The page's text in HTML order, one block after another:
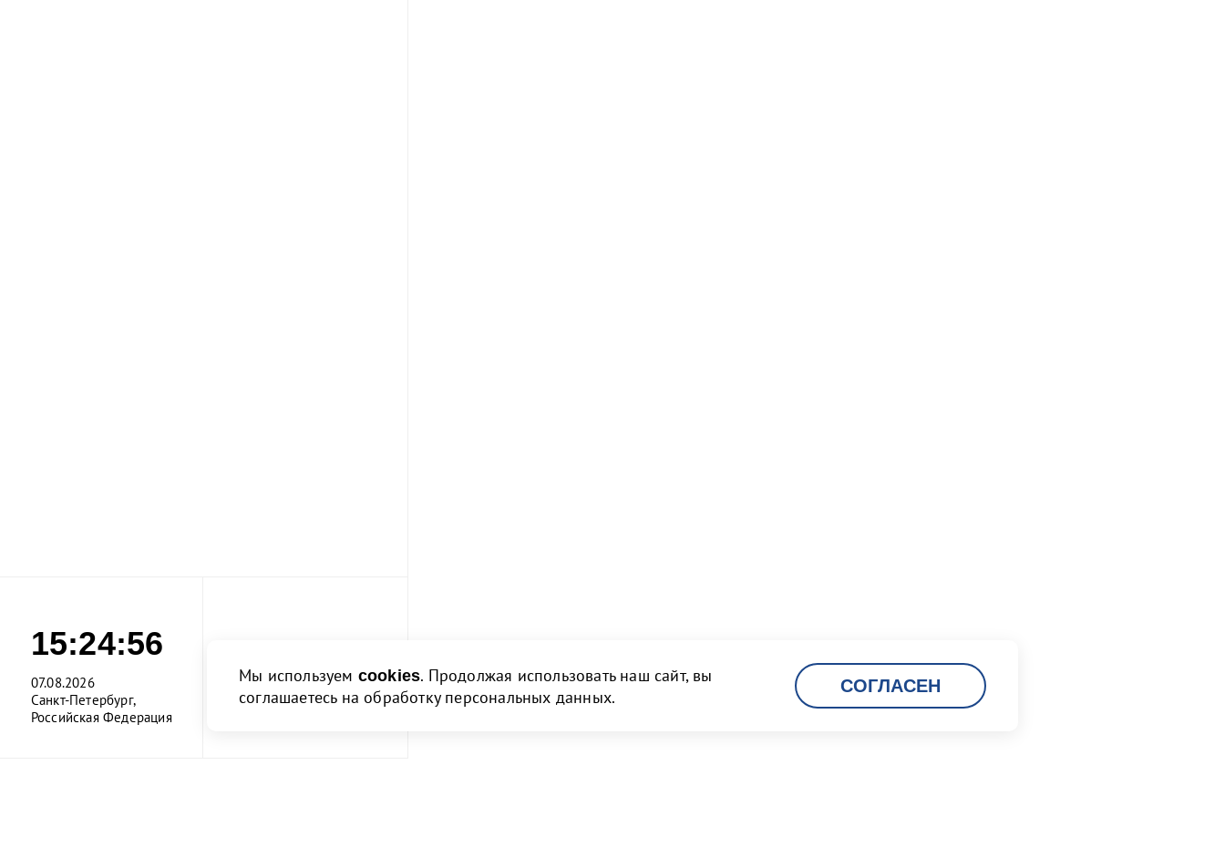
15:24:57
07.08.2026
Санкт-Петербург,
Российская Федерация
Мы используем cookies. Продолжая использовать наш сайт, вы
соглашаетесь на обработку персональных данных.
СОГЛАСЕН